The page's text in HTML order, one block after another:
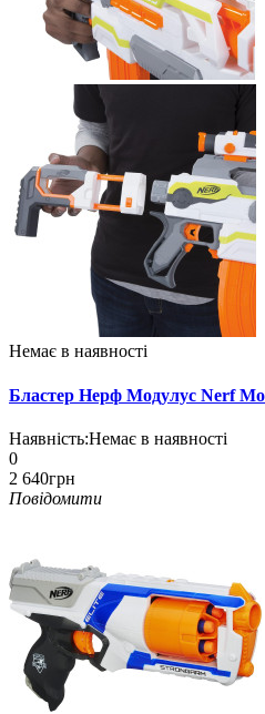
Немає в наявності
Бластер Нерф Модулус Nerf
Наявність:Немає в наявності
0
2 640грн
Повідомити